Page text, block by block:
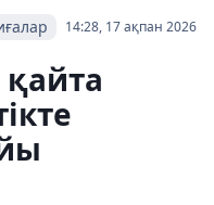
14:28, 17 ақпан 2026
қайта